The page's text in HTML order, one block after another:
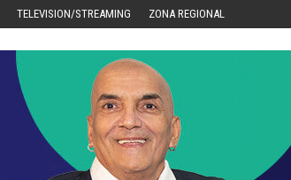
TELEVISION/STREAMING ZONA REGIONAL